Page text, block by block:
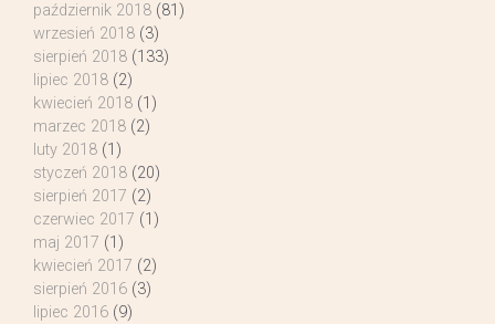
październik 2018 (81)
wrzesień 2018 (3)
sierpień 2018 (133)
lipiec 2018 (2)
kwiecień 2018 (1)
marzec 2018 (2)
luty 2018 (1)
styczeń 2018 (20)
sierpień 2017 (2)
czerwiec 2017 (1)
maj 2017 (1)
kwiecień 2017 (2)
sierpień 2016 (3)
lipiec 2016 (9)